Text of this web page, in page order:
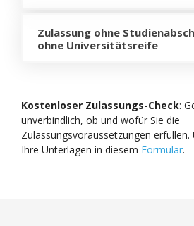
Zulassung ohne
ohne Universitätsreife
Kostenloser Zulassungs-Check:
unverbindlich, ob und wofür Sie die
Zulassungsvoraussetzungen erfüllen.
Ihre Unterlagen in diesem Formular.